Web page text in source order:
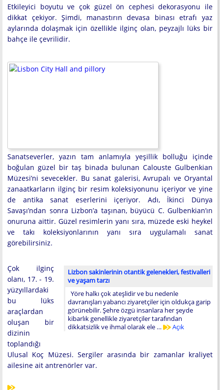
Etkileyici boyutu ve çok güzel ön cephesi dekorasyonu ile
dikkat çekiyor. Şimdi, manastırın devasa binası etrafı yaz
aylarında dolaşmak için özellikle ilginç olan, peyzajlı lüks bir
bahçe ile çevrilidir.
Sanatseverler, yazın tam anlamıyla yeşillik bolluğu içinde
boğulan güzel bir taş binada bulunan Calouste Gulbenkian
Müzesi’ni sevecekler. Bu sanat galerisi, Avrupalı ve Oryantal
zanaatkarların ilginç bir resim koleksiyonunu içeriyor ve yine
de antika sanat eserlerini içeriyor. Adı, İkinci Dünya
Savaşı’ndan sonra Lizbon’a taşınan, büyücü C. Gulbenkian’ın
onuruna aittir. Güzel resimlerin yanı sıra, müzede eski heykel
ve takı koleksiyonlarının yanı sıra uygulamalı sanat
görebilirsiniz.
Lizbon sakinlerinin otantik gelenekleri, festivalleri
ve yaşam tarzı
Yöre halkı çok ateşlidir ve bu nedenle
davranışları yabancı ziyaretçiler için oldukça garip
görünebilir. Şehre özgü insanlara her şeyde
kibarlık genellikle ziyaretçiler tarafından
dikkatsizlik ve ihmal olarak ele …
Açık
Çok ilginç
olanı, 17. - 19.
yüzyıllardaki
bu lüks
araçlardan
oluşan bir
dizinin
toplandığı
Ulusal Koç Müzesi. Sergiler arasında bir zamanlar kraliyet
ailesine ait antrenörler var.